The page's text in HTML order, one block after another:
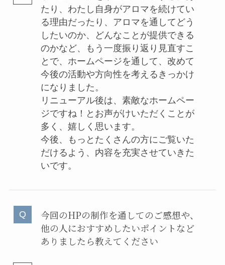
たり、わたし自身がアロマを続けてい
る理由だったり、アロマを通してどう
したいのか、どんなことが提供できる
のかなど、もう一度振り返り見直すこ
とで、ホームページを通して、改めて
今後の活動や方向性を考えるきっかけ
になりました。
リニューアル後は、素敵なホームペー
ジですね！とお声がけいただくことが
多く、嬉しく思います。
今後、もっとたくさんの方にご覧いた
だけるよう、内容を充実させていきた
いです。
今回のHPの制作を通してのご感想や、
他の人におすすめしたいポイントなど
ありましたら教えてください